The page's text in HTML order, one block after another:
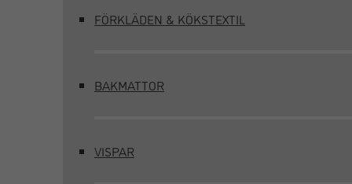
FÖRKLÄDEN & KÖKSTEXTIL
BAKMATTOR
VISPAR